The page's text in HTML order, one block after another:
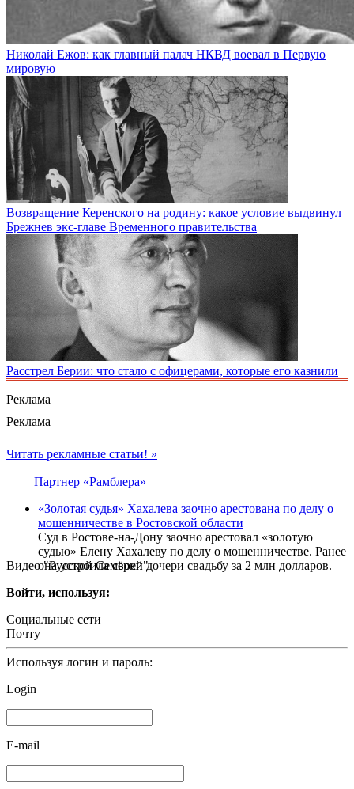
Николай Ежов: как главный палач НКВД воевал в Первую
мировую
Возвращение Керенского на родину: какое условие выдвинул
Брежнев экс-главе Временного правительства
Расстрел Берии: что стало с офицерами, которые его казнили
Реклама
Реклама
Видео "Русской Семёрки"
Читать рекламные статьи! »
Партнер «Рамблера»
«Золотая судья» Хахалева заочно арестована по делу о
мошенничестве в Ростовской области
Суд в Ростове-на-Дону заочно арестовал «золотую
судью» Елену Хахалеву по делу о мошенничестве. Ранее
она устроила своей дочери свадьбу за 2 млн долларов.
Войти, используя:
Социальные сети
Почту
Используя логин и пароль:
Login
E-mail